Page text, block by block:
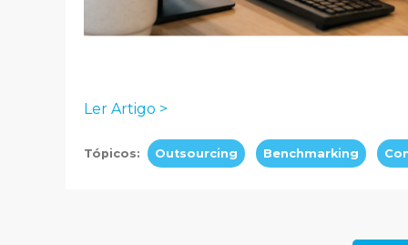
Ler Artigo >
Tópicos: Outsourcing Benchmarking